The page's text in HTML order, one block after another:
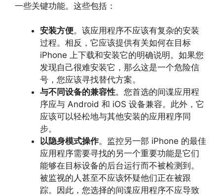
一些关键功能。这些包括：
安装方便。该应用程序不应该有复杂的安装
过程。相反，它应该提供有关如何在目标
iPhone 上下载和安装它的明确说明。如果您
发现自己很难安装它，那么这是一个危险信
号，您应该寻找替代方案。
与不同设备的兼容性。您首选的间谍应用程
序应与 Android 和 iOS 设备兼容。此外，它
应该可以轻松地与其他安装的应用程序同
步。
以隐身模式操作。监控另一部 iPhone 的最佳
应用程序需要寻找的另一个重要功能是它们
能够在目标设备的后台运行而不被检测到。
被监视的人甚至不应该怀疑他们正在被跟
踪。因此，您选择的间谍应用程序不应导致